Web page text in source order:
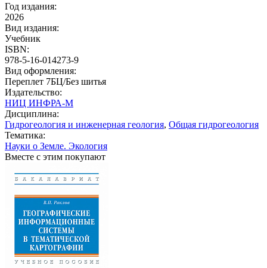
Год издания:
2026
Вид издания:
Учебник
ISBN:
978-5-16-014273-9
Вид оформления:
Переплет 7БЦ/Без шитья
Издательство:
НИЦ ИНФРА-М
Дисциплина:
Гидрогеология и инженерная геология, Общая гидрогеология
Тематика:
Науки о Земле. Экология
Вместе с этим покупают